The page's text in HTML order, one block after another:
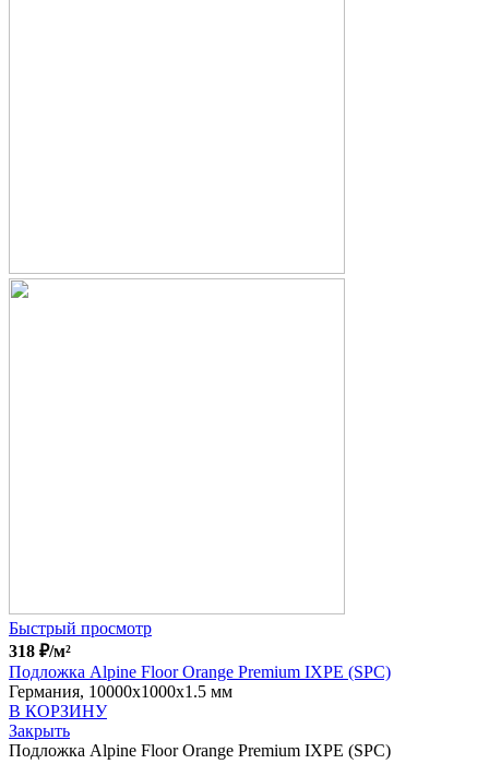
Быстрый просмотр
318 ₽/м²
Подложка Alpine Floor Orange Premium IXPE (SPC)
Германия, 10000x1000x1.5 мм
В КОРЗИНУ
Закрыть
Подложка Alpine Floor Orange Premium IXPE (SPC)